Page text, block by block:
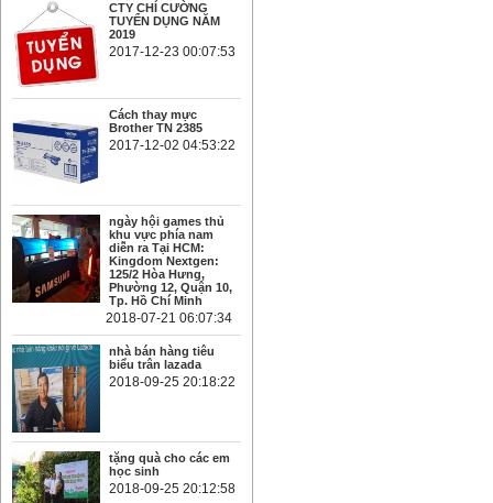
CTY CHÍ CƯỜNG
TUYỂN DỤNG NĂM
2019
2017-12-23 00:07:53
Cách thay mực
Brother TN 2385
2017-12-02 04:53:22
ngày hội games thủ
khu vực phía nam
diễn ra Tại HCM:
Kingdom Nextgen:
125/2 Hòa Hưng,
Phường 12, Quận 10,
Tp. Hồ Chí Minh
2018-07-21 06:07:34
nhà bán hàng tiêu
biểu trân lazada
2018-09-25 20:18:22
tặng quà cho các em
học sinh
2018-09-25 20:12:58